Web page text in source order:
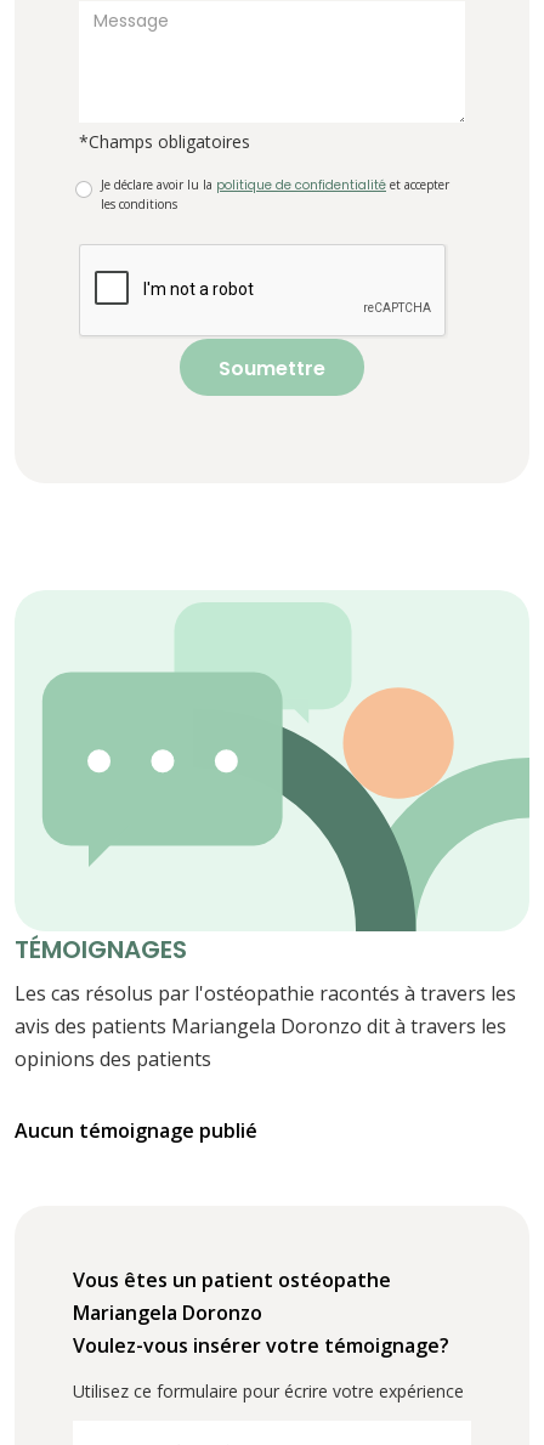
*Champs obligatoires
Je déclare avoir lu la politique de confidentialité et accepter
les conditions
Soumettre
TÉMOIGNAGES
Les cas résolus par l'ostéopathie racontés à travers les
avis des patients Mariangela Doronzo dit à travers les
opinions des patients
Aucun témoignage publié
Vous êtes un patient ostéopathe
Mariangela Doronzo
Voulez-vous insérer votre témoignage?
Utilisez ce formulaire pour écrire votre expérience